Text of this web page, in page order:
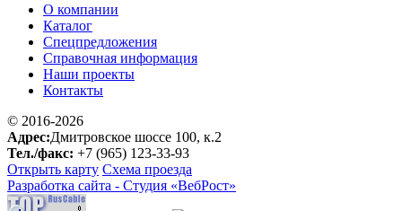
О компании
Каталог
Спецпредложения
Справочная информация
Наши проекты
Контакты
© 2016-2026
Адрес:Дмитровское шоссе 100, к.2
Тел./факс: +7 (965) 123-33-93
Открыть карту Схема проезда
Разработка сайта - Студия «ВебРост»